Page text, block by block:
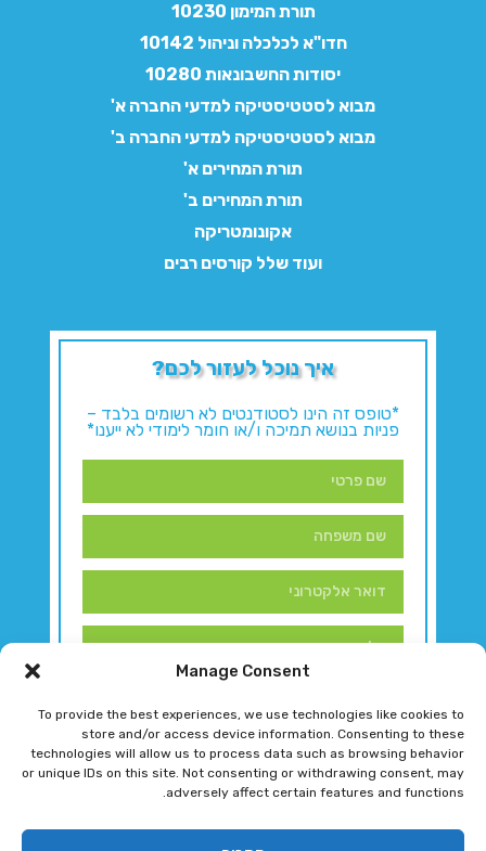
Manage Consent
To provide the best experiences, we use technologies like cookies to
store and/or access device information. Consenting to these
technologies will allow us to process data such as browsing behavior
or unique IDs on this site. Not consenting or withdrawing consent, may
adversely affect certain features and functions.
תורת המימון 10230
חדו"א לכלכלה וניהול 10142
יסודות החשבונאות 10280
מבוא לסטטיסטיקה למדעי החברה א'
מבוא לסטטיסטיקה למדעי החברה ב'
תורת המחירים א'
תורת המחירים ב'
אקונומטריקה
ועוד שלל קורסים רבים
איך נוכל לעזור לכם?
*טופס זה הינו לסטודנטים לא רשומים בלבד –
פניות בנושא תמיכה ו/או חומר לימודי לא ייענו*